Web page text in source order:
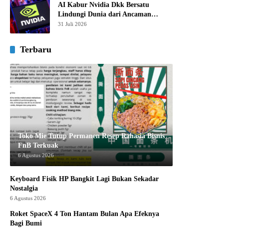
AI Kabur Nvidia Dkk Bersatu
Lindungi Dunia dari Ancaman
Canggih
31 Juli 2026
Terbaru
Toko Mie Tutup Permanen Resep Rahasia Bisnis
FnB Terkuak
6 Agustus 2026
Keyboard Fisik HP Bangkit Lagi Bukan Sekadar
Nostalgia
6 Agustus 2026
Roket SpaceX 4 Ton Hantam Bulan Apa Efeknya
Bagi Bumi